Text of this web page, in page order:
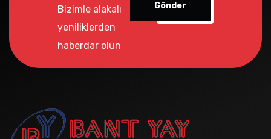
Bizimle alakalı
yeniliklerden
haberdar olun
Gönder